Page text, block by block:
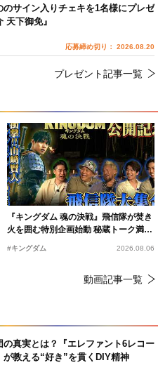
真実とは？『エレファント6レコー
教える“好き”を貫くDIY精神
『キングダム 魂の決戦』飛信隊が焚き
火を囲む特別企画始動 秘蔵トーク満載
の“キングダムキャンプ”開催
#キングダム 2026.08.06
動画記事一覧
のサイン入りチェキを1名様にプレゼ
天下御免』
応募締め切り： 2026.08.20
プレゼント記事一覧